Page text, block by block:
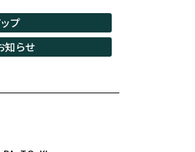
プ
知らせ